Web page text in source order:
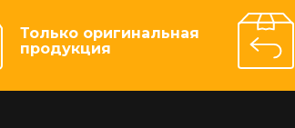
Только оригинальная
продукция